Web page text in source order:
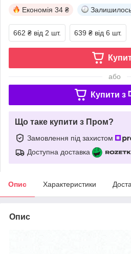
Економія 34 ₴
662 ₴ від 2 шт. 639 ₴ від 6 шт.
або
Купити з
Що таке купити з Пром?
Замовлення під захистом
Доступна доставка
Опис Характеристики
Опис